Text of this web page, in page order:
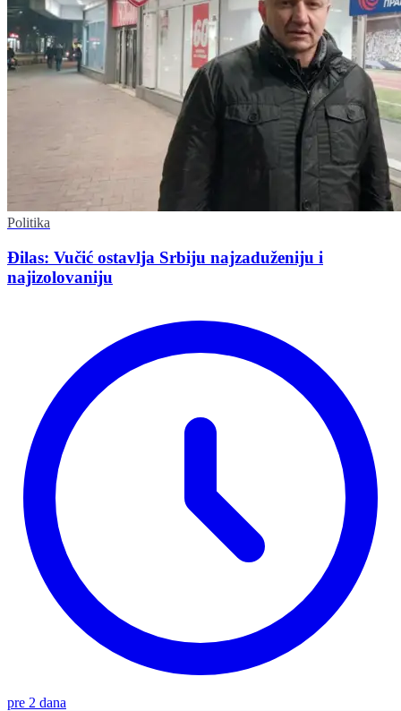
Politika
Đilas: Vučić ostavlja Srbiju najzaduženiju i
najizolovaniju
pre 2 dana